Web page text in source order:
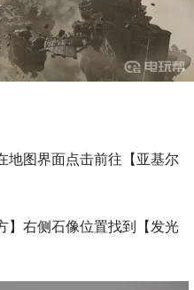
地图界面点击前往【亚基尔
】右侧石像位置找到【发光